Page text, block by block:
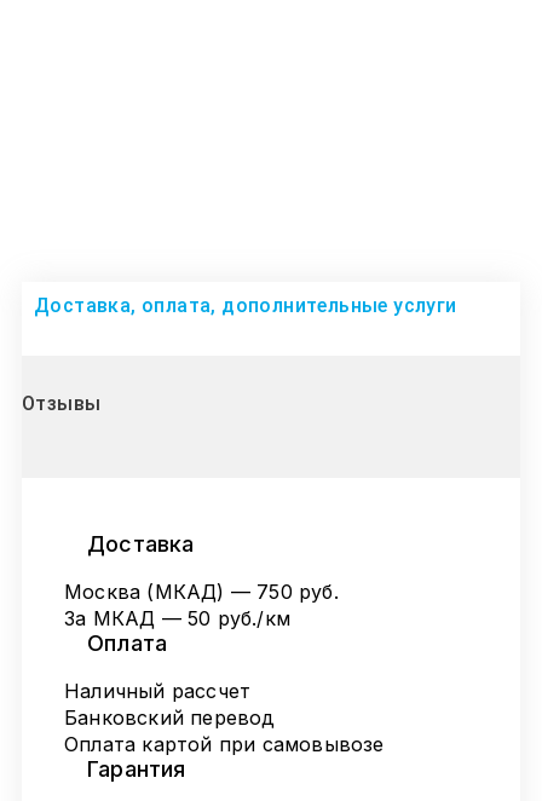
Доставка, оплата, дополнительные услуги
Отзывы
Доставка
Москва (МКАД) — 750 руб.
За МКАД — 50 руб./км
Оплата
Наличный рассчет
Банковский перевод
Оплата картой при самовывозе
Гарантия